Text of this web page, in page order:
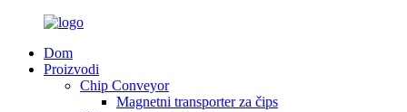
Dom
Proizvodi
Chip Conveyor
Magnetni transporter za čips